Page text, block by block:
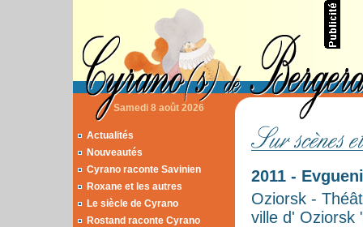
Samedi 8 août 2026
Actualités
Nouveautés
Cyrano raconte Savinien
Roxane et les autres
Le siècle de Cyrano
Rostand raconte Cyrano
2011 -
Oziorsk -
ville d' Oziorsk